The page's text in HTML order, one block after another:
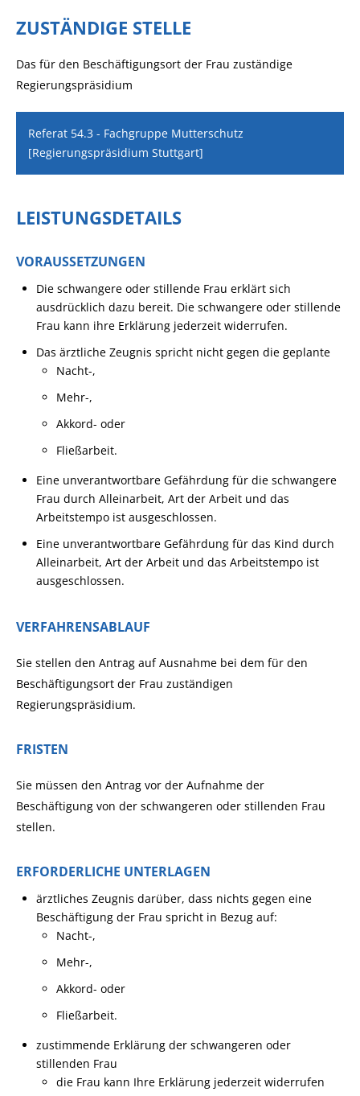
ZUSTÄNDIGE STELLE
Das für den Beschäftigungsort der Frau zuständige
Regierungspräsidium
Referat 54.3 - Fachgruppe Mutterschutz
[Regierungspräsidium Stuttgart]
LEISTUNGSDETAILS
VORAUSSETZUNGEN
Die schwangere oder stillende Frau erklärt sich
ausdrücklich dazu bereit. Die schwangere oder stillende
Frau kann ihre Erklärung jederzeit widerrufen.
Das ärztliche Zeugnis spricht nicht gegen die geplante
Nacht-,
Mehr-,
Akkord- oder
Fließarbeit.
Eine unverantwortbare Gefährdung für die schwangere
Frau durch Alleinarbeit, Art der Arbeit und das
Arbeitstempo ist ausgeschlossen.
Eine unverantwortbare Gefährdung für das Kind durch
Alleinarbeit, Art der Arbeit und das Arbeitstempo ist
ausgeschlossen.
VERFAHRENSABLAUF
Sie stellen den Antrag auf Ausnahme bei dem für den
Beschäftigungsort der Frau zuständigen
Regierungspräsidium.
FRISTEN
Sie müssen den Antrag vor der Aufnahme der
Beschäftigung von der schwangeren oder stillenden Frau
stellen.
ERFORDERLICHE UNTERLAGEN
ärztliches Zeugnis darüber, dass nichts gegen eine
Beschäftigung der Frau spricht in Bezug auf:
Nacht-,
Mehr-,
Akkord- oder
Fließarbeit.
zustimmende Erklärung der schwangeren oder
stillenden Frau
die Frau kann Ihre Erklärung jederzeit widerrufen